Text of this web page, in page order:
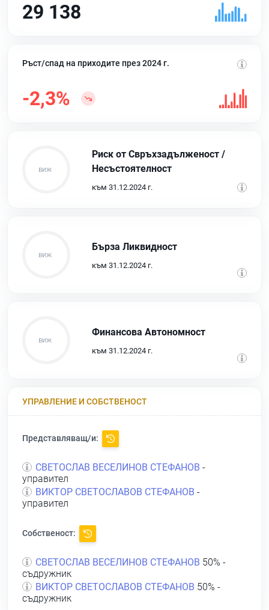
29 138
Ръст/спад на приходите през 2024 г.
-2,3%
Риск от Свръхзадълженост /
Несъстоятелност
към 31.12.2024 г.
Бърза Ликвидност
към 31.12.2024 г.
Финансова Автономност
към 31.12.2024 г.
УПРАВЛЕНИЕ И СОБСТВЕНОСТ
Представляващ/и:
СВЕТОСЛАВ ВЕСЕЛИНОВ СТЕФАНОВ -
управител
ВИКТОР СВЕТОСЛАВОВ СТЕФАНОВ -
управител
Собственост:
СВЕТОСЛАВ ВЕСЕЛИНОВ СТЕФАНОВ 50% -
съдружник
ВИКТОР СВЕТОСЛАВОВ СТЕФАНОВ 50% -
съдружник